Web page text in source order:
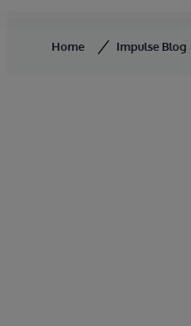
Home Impulse Blog